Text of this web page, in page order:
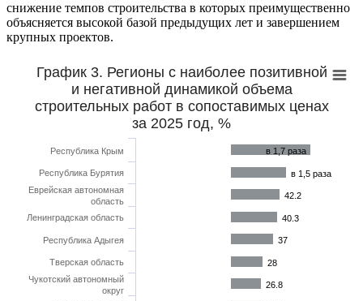
снижение темпов строительства в которых преимущественно
объясняется высокой базой предыдущих лет и завершением
крупных проектов.
График 3. Регионы с наиболее позитивной
и негативной динамикой объема
строительных работ в сопоставимых ценах
за 2025 год, %
в 1,7 раза
в 1,5 раза
42.2
40.3
37
28
26.8
Республика Крым
Республика Бурятия
Еврейская автономная
область
Ленинградская область
Республика Адыгея
Тверская область
Чукотский автономный
округ